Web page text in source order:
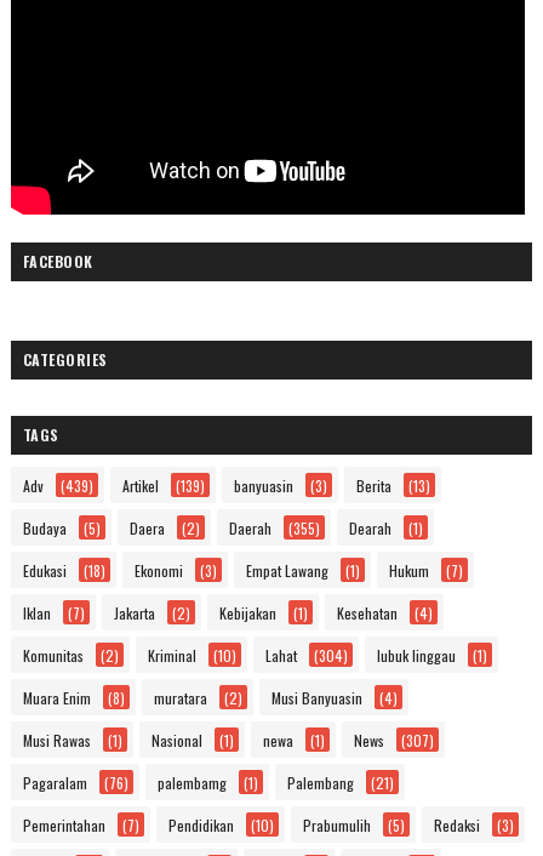
FACEBOOK
CATEGORIES
TAGS
Adv (439) Artikel (139) banyuasin (3) Berita (13)
Budaya (5) Daera (2) Daerah (355) Dearah (1)
Edukasi (18) Ekonomi (3) Empat Lawang (1) Hukum (7)
Iklan (7) Jakarta (2) Kebijakan (1) Kesehatan (4)
Komunitas (2) Kriminal (10) Lahat (304) lubuk linggau (1)
Muara Enim (8) muratara (2) Musi Banyuasin (4)
Musi Rawas (1) Nasional (1) newa (1) News (307)
Pagaralam (76) palembamg (1) Palembang (21)
Pemerintahan (7) Pendidikan (10) Prabumulih (5) Redaksi (3)